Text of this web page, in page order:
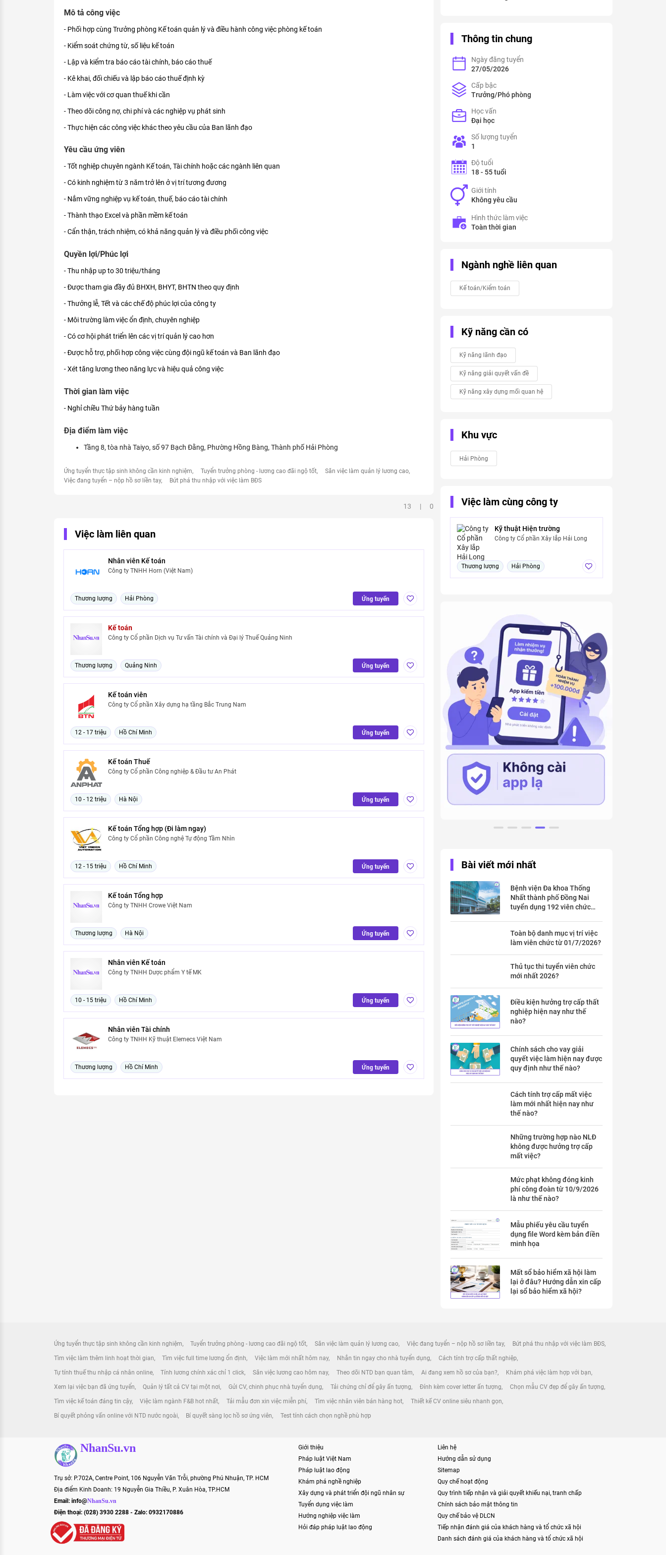
KHÁM PHÁ NGHỀ NGHIỆP
Tử vi nghề nghiệp
Kỹ năng nghề nghiệp
HƯỚNG NGHIỆP VIỆC LÀM
Đặc trưng từng nghề
TUYỂN DỤNG VIỆC LÀM
Mô tả công việc
- Phối hợp cùng Trưởng phòng Kế toán quản lý và điều hành công việc phòng kế toán
- Kiểm soát chứng từ, số liệu kế toán
- Lập và kiểm tra báo cáo tài chính, báo cáo thuế
- Kê khai, đối chiếu và lập báo cáo thuế định kỳ
- Làm việc với cơ quan thuế khi cần
- Theo dõi công nợ, chi phí và các nghiệp vụ phát sinh
- Thực hiện các công việc khác theo yêu cầu của Ban lãnh đạo
Yêu cầu ứng viên
- Tốt nghiệp chuyên ngành Kế toán, Tài chính hoặc các ngành liên quan
- Có kinh nghiệm từ 3 năm trở lên ở vị trí tương đương
- Nắm vững nghiệp vụ kế toán, thuế, báo cáo tài chính
- Thành thạo Excel và phần mềm kế toán
- Cẩn thận, trách nhiệm, có khả năng quản lý và điều phối công việc
Quyền lợi/Phúc lợi
- Thu nhập up to 30 triệu/tháng
- Được tham gia đầy đủ BHXH, BHYT, BHTN theo quy định
- Thưởng lễ, Tết và các chế độ phúc lợi của công ty
- Môi trường làm việc ổn định, chuyên nghiệp
- Có cơ hội phát triển lên các vị trí quản lý cao hơn
- Được hỗ trợ, phối hợp công việc cùng đội ngũ kế toán và Ban lãnh đạo
- Xét tăng lương theo năng lực và hiệu quả công việc
Thời gian làm việc
- Nghỉ chiều Thứ bảy hàng tuần
Địa điểm làm việc
Tầng 8, tòa nhà Taiyo, số 97 Bạch Đằng, Phường Hồng Bàng, Thành phố Hải Phòng
Ứng tuyển thực tập sinh không cần kinh nghiệm Tuyển trưởng phòng - lương cao đãi ngộ tốt
Săn việc làm quản lý lương cao
Việc đang tuyển – nộp hồ sơ liền tay
Bứt phá thu nhập với việc làm BĐS
13 | 0
Việc làm liên quan
Nhân viên Kế toán
Công ty TNHH Horn (Việt Nam)
Thương lượng Hải Phòng Ứng tuyển
Kế toán
Công ty Cổ phần Dịch vụ Tư vấn Tài chính và Đại lý Thuế Quảng Ninh
Thương lượng Quảng Ninh Ứng tuyển
Kế toán viên
Công ty Cổ phần Xây dựng hạ tầng Bắc Trung Nam
12 - 17 triệu Hồ Chí Minh Ứng tuyển
Kế toán Thuế
Công ty Cổ phần Công nghiệp & Đầu tư An Phát
10 - 12 triệu Hà Nội Ứng tuyển
Kế toán Tổng hợp (Đi làm ngay)
Công ty Cổ phần Công nghệ Tự động Tầm Nhìn
12 - 15 triệu Hồ Chí Minh Ứng tuyển
Kế toán Tổng hợp
Công ty TNHH Crowe Việt Nam
Thương lượng Hà Nội Ứng tuyển
Nhân viên Kế toán
Công ty TNHH Dược phẩm Y tế MK
10 - 15 triệu Hồ Chí Minh Ứng tuyển
Nhân viên Tài chính
Công ty TNHH Kỹ thuật Elemecs Việt Nam
Thương lượng Hồ Chí Minh Ứng tuyển
Thông tin chung
Ngày đăng tuyển
27/05/2026
Cấp bậc
Trưởng/Phó phòng
Học vấn
Đại học
Số lượng tuyển
1
Độ tuổi
18 - 55 tuổi
Giới tính
Không yêu cầu
Hình thức làm việc
Toàn thời gian
Ngành nghề liên quan
Kế toán/Kiểm toán
Kỹ năng cần có
Kỹ năng lãnh đạo
Kỹ năng giải quyết vấn đề
Kỹ năng xây dựng mối quan hệ
Khu vực
Hải Phòng
Việc làm cùng công ty
Kỹ thuật Hiện trường
Công ty Cổ phần Xây lắp Hải Long
Thương lượng Hải Phòng
Bài viết mới nhất
Bệnh viện Đa khoa Thống
Nhất thành phố Đồng Nai
tuyển dụng 192 viên chức
Toàn bộ danh mục vị trí việc
làm viên chức từ 01/7/2026?
Thủ tục thi tuyển viên chức
mới nhất 2026?
Điều kiện hưởng trợ cấp thất
nghiệp hiện nay như thế
nào?
Chính sách cho vay giải
quyết việc làm hiện nay được
quy định như thế nào?
Cách tính trợ cấp mất việc
làm mới nhất hiện nay như
thế nào?
Những trường hợp nào NLĐ
không được hưởng trợ cấp
mất việc?
Mức phạt không đóng kinh
phí công đoàn từ 10/9/2026
là như thế nào?
Mẫu phiếu yêu cầu tuyển
dụng file Word kèm bản điền
minh họa
Mất sổ bảo hiểm xã hội làm
lại ở đâu? Hướng dẫn xin cấp
lại sổ bảo hiểm xã hội?
Ứng tuyển thực tập sinh không cần kinh nghiệm Tuyển trưởng phòng - lương cao đãi ngộ tốt Săn việc làm quản lý lương cao Việc đang tuyển – nộp hồ sơ liền tay Bứt phá thu nhập với việc làm BĐS
Tìm việc làm thêm linh hoạt thời gian Tìm việc full time lương ổn định Việc làm mới nhất hôm nay Nhắn tin ngay cho nhà tuyển dụng Cách tính trợ cấp thất nghiệp
Tự tính thuế thu nhập cá nhân online Tính lương chính xác chỉ 1 click Săn việc lương cao hôm nay Theo dõi NTD bạn quan tâm Ai đang xem hồ sơ của bạn? Khám phá việc làm hợp với bạn
Xem lại việc bạn đã ứng tuyển Quản lý tất cả CV tại một nơi Gửi CV, chinh phục nhà tuyển dụng Tải chứng chỉ để gây ấn tượng Đính kèm cover letter ấn tượng Chọn mẫu CV đẹp để gây ấn tượng
Tìm việc kế toán đáng tin cậy Việc làm ngành F&B hot nhất Tải mẫu đơn xin việc miễn phí Tìm việc nhân viên bán hàng hot Thiết kế CV online siêu nhanh gọn
Bí quyết phỏng vấn online với NTD nước ngoài Bí quyết sàng lọc hồ sơ ứng viên Test tính cách chọn nghề phù hợp
NhanSu.vn
Trụ sở: P.702A, Centre Point, 106 Nguyễn Văn Trỗi, phường Phú Nhuận, TP. HCM
Địa điểm Kinh Doanh: 19 Nguyễn Gia Thiều, P. Xuân Hòa, TP.HCM
Email: info@NhanSu.vn
Điện thoại: (028) 3930 2288 - Zalo: 0932170886
Giới thiệu
Pháp luật Việt Nam
Pháp luật lao động
Khám phá nghề nghiệp
Xây dựng và phát triển đội ngũ nhân sự
Tuyển dụng việc làm
Hướng nghiệp việc làm
Hỏi đáp pháp luật lao động
Liên hệ
Hướng dẫn sử dụng
Sitemap
Quy chế hoạt động
Quy trình tiếp nhận và giải quyết khiếu nại, tranh chấp
Chính sách bảo mật thông tin
Quy chế bảo vệ DLCN
Tiếp nhận đánh giá của khách hàng và tổ chức xã hội
Danh sách đánh giá của khách hàng và tổ chức xã hội